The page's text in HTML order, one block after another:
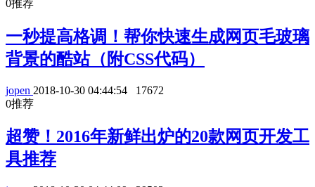
0推荐
一秒提高格调！帮你快速生成网页毛玻璃
背景的酷站（附CSS代码）
jopen 2018-10-30 04:44:54
17672
0推荐
超赞！2016年新鲜出炉的20款网页开发工
具推荐